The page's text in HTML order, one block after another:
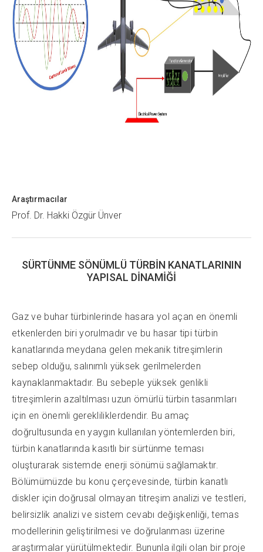
Araştırmacılar
Prof. Dr. Hakki Özgür Ünver
SÜRTÜNME SÖNÜMLÜ TÜRBİN KANATLARININ
YAPISAL DİNAMİĞİ
Gaz ve buhar türbinlerinde hasara yol açan en önemli
etkenlerden biri yorulmadır ve bu hasar tipi türbin
kanatlarında meydana gelen mekanik titreşimlerin
sebep olduğu, salınımlı yüksek gerilmelerden
kaynaklanmaktadır. Bu sebeple yüksek genlikli
titreşimlerin azaltılması uzun ömürlü türbin tasarımları
için en önemli gerekliliklerdendir. Bu amaç
doğrultusunda en yaygın kullanılan yöntemlerden biri,
türbin kanatlarında kasıtlı bir sürtünme teması
oluşturarak sistemde enerji sönümü sağlamaktır.
Bölümümüzde bu konu çerçevesinde, türbin kanatlı
diskler için doğrusal olmayan titreşim analizi ve testleri,
belirsizlik analizi ve sistem cevabı değişkenliği, temas
modellerinin geliştirilmesi ve doğrulanması üzerine
araştırmalar yürütülmektedir. Bununla ilgili olan bir proje